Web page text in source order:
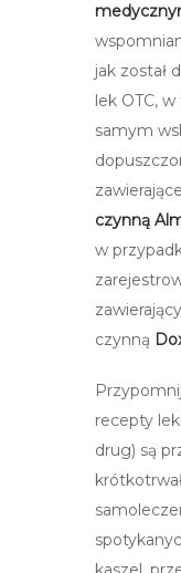
jak został
lek OTC,
samym
zawierające
czynną
w
czynną
recepty
drug) są